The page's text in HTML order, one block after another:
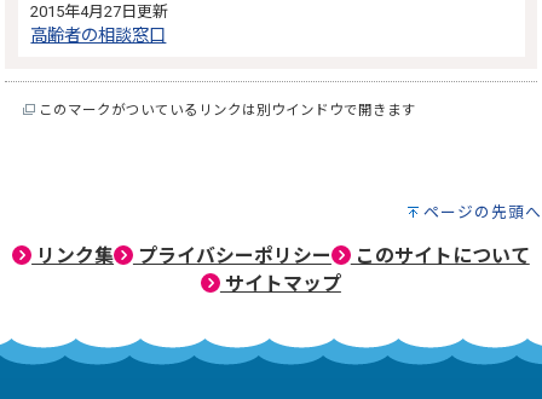
2015年4月27日更新
高齢者の相談窓口
このマークがついているリンクは別ウインドウで開きます
ページの先頭へ
リンク集 プライバシーポリシー
このサイトについて
サイトマップ